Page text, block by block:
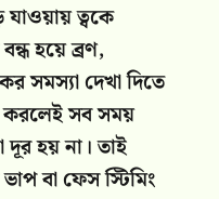
যাওয়ায় ত্বকে
হয়ে ব্রণ,
সমস্যা দেখা দিতে
করলেই সব সময়
হয় না। তাই
বা ফেস স্টিমিং